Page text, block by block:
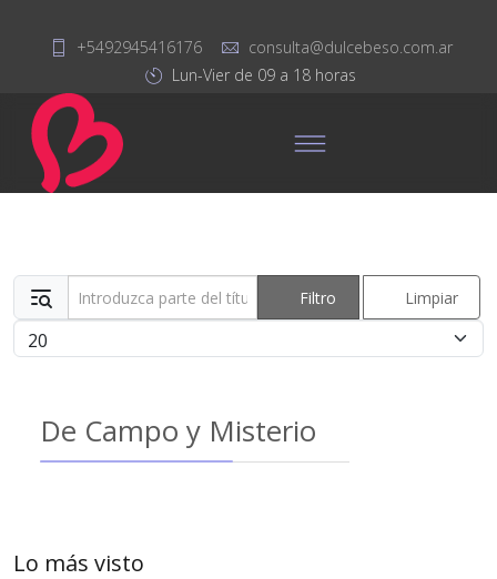
+5492945416176
consulta@dulcebeso.com.ar
Lun-Vier de 09 a 18 horas
Introduzca parte del título Filtro Limpiar
Cantidad
De Campo y Misterio
Lo más visto